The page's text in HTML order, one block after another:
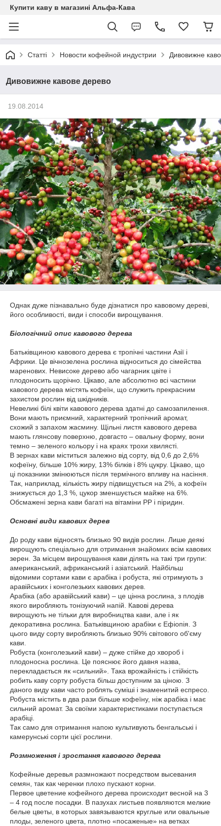
Купити каву в магазині Альфа-Кава
Статті Новости кофейной индустрии Дивовижне
Дивовижне кавове дерево
19.08.2014
Однак дуже пізнавально буде дізнатися про кавовому дереві,
його особливості, види і способи вирощування.
Біологічний опис кавового дерева
Батьківщиною кавового дерева є тропічні частини Азії і
Африки. Це вічнозелена рослина відноситься до сімейства
маренових. Невисоке дерево або чагарник цвіте і
плодоносить щорічно. Цікаво, але абсолютно всі частини
кавового дерева містять кофеїн, що служить прекрасним
захистом рослин від шкідників.
Невеликі білі квіти кавового дерева здатні до самозапилення.
Вони мають приємний, характерний тропічний аромат,
схожий з запахом жасмину. Щільні листя кавового дерева
мають глянсову поверхню, довгасто – овальну форму, вони
темно – зеленого кольору і на краях трохи хвилясті.
В зернах кави міститься залежно від сорту, від 0,6 до 2,6%
кофеїну, більше 10% жиру, 13% білків і 8% цукру. Цікаво, що
ці показники змінюються після термічного впливу на насіння.
Так, наприклад, кількість жиру підвищується на 2%, а кофеїн
знижується до 1,3 %, цукор зменшується майже на 6%.
Обсмажені зерна кави багаті на вітаміни PP і піридин.
Основні види кавових дерев
До роду кави відносять близько 90 видів рослин. Лише деякі
вирощують спеціально для отримання знайомих всім кавових
зерен. За місцем вирощування кави ділять на такі три групи:
американський, африканський і азіатський. Найбільш
відомими сортами кави є арабіка і робуста, які отримують з
аравійських і конголезьких кавових дерев.
Арабіка (або аравійський кави) – це цінна рослина, з плодів
якого виробляють тонізуючий напій. Кавові дерева
вирощують не тільки для виробництва кави, але і як
декоративна рослина. Батьківщиною арабіки є Ефіопія. З
цього виду сорту виробляють близько 90% світового об'єму
кави.
Робуста (конголезький кави) – дуже стійке до хвороб і
плодоносна рослина. Це пояснює його давня назва,
перекладається як «сильний». Така врожайність і стійкість
робить каву сорту робуста більш доступним за ціною. З
даного виду кави часто роблять суміші і знаменитий еспресо.
Робуста містить в два рази більше кофеїну, ніж арабіка і має
сильний аромат. За своїми характеристиками поступається
арабіці.
Так само для отримання напою культивують бенгальські і
камерунські сорти цієї рослини.
Розмноження і зростання кавового дерева
Кофейные деревья размножают посредством высевания
семян, так как черенки плохо пускают корни.
Первое цветение кофейного дерева происходит весной на 3
– 4 год после посадки. В пазухах листьев появляются мелкие
белые цветы, в которых завязываются круглые или овальные
плоды, зеленого цвета, плотно «посаженые» на ветках